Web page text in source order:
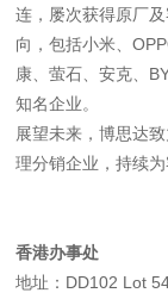
连，屡次获得原厂
向，包括小米、
康、萤石、安克、
知名企业。
展望未来，博思达
理分销企业，持续为
香港办事处
地址：DD102 Lot